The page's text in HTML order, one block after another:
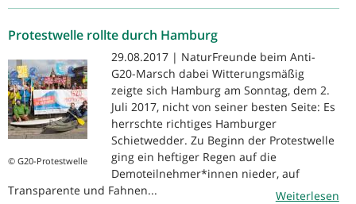
Protestwelle rollte durch Hamburg
© G20-Protestwelle
29.08.2017 | NaturFreunde beim Anti-
G20-Marsch dabei Witterungsmäßig
zeigte sich Hamburg am Sonntag, dem 2.
Juli 2017, nicht von seiner besten Seite: Es
herrschte richtiges Hamburger
Schietwedder. Zu Beginn der Protestwelle
ging ein heftiger Regen auf die
Demoteilnehmer*innen nieder, auf
Transparente und Fahnen...
Weiterlesen